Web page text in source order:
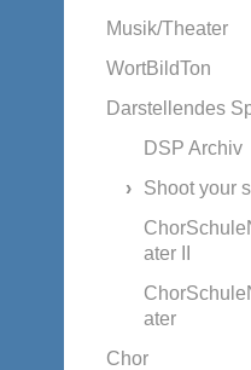
Musik/Theater
WortBildTon
Darstellendes
DSP Archiv
Shoot your
ater II
ater
Chor